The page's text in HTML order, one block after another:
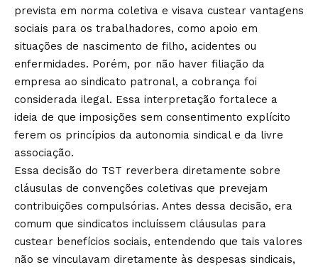
prevista em norma coletiva e visava custear vantagens
sociais para os trabalhadores, como apoio em
situações de nascimento de filho, acidentes ou
enfermidades. Porém, por não haver filiação da
empresa ao sindicato patronal, a cobrança foi
considerada ilegal. Essa interpretação fortalece a
ideia de que imposições sem consentimento explícito
ferem os princípios da autonomia sindical e da livre
associação.
Essa decisão do TST reverbera diretamente sobre
cláusulas de convenções coletivas que prevejam
contribuições compulsórias. Antes dessa decisão, era
comum que sindicatos incluíssem cláusulas para
custear benefícios sociais, entendendo que tais valores
não se vinculavam diretamente às despesas sindicais,